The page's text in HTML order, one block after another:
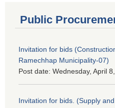
Public
Invitation for bids
Ramechhap Municipality-07)
Post date: Wednesday, April
Invitation for bids. (Supply